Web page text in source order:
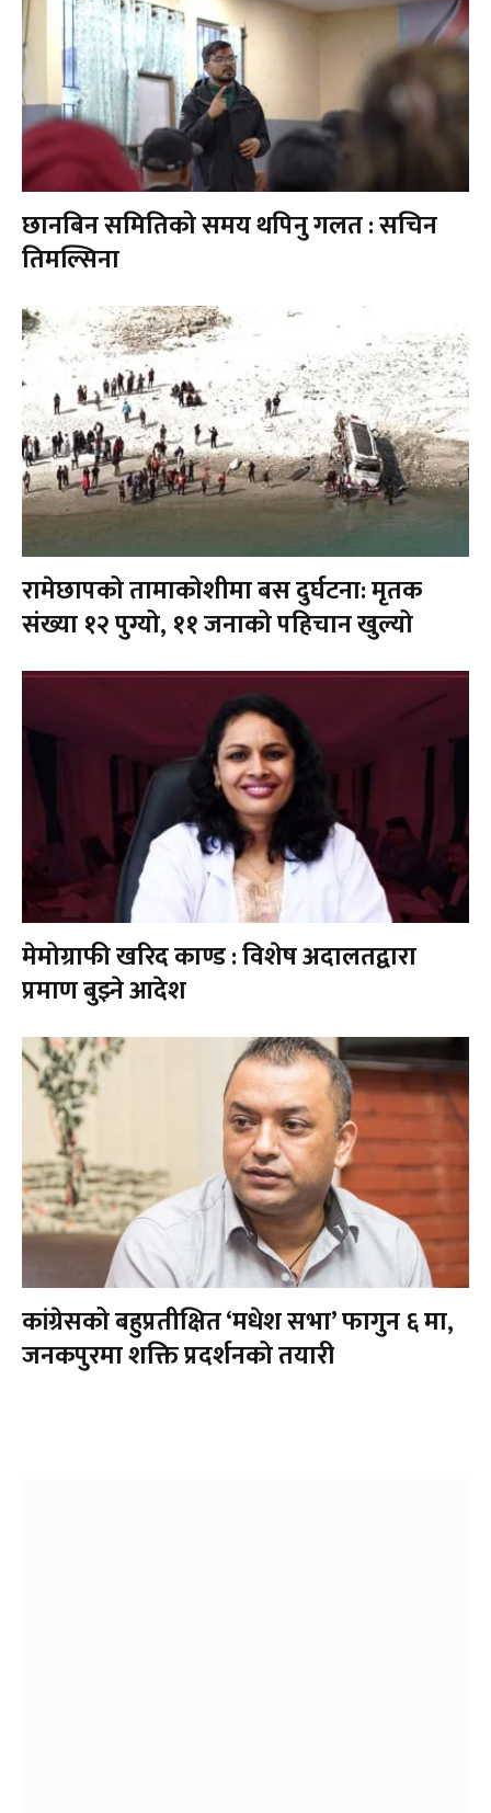
छानबिन समितिको समय थपिनु गलत : सचिन
तिमल्सिना
रामेछापको तामाकोशीमा बस दुर्घटना: मृतक
संख्या १२ पुग्यो, ११ जनाको पहिचान खुल्यो
मेमोग्राफी खरिद काण्ड : विशेष अदालतद्वारा
प्रमाण बुझ्ने आदेश
कांग्रेसको बहुप्रतीक्षित ‘मधेश सभा’ फागुन ६ मा,
जनकपुरमा शक्ति प्रदर्शनको तयारी